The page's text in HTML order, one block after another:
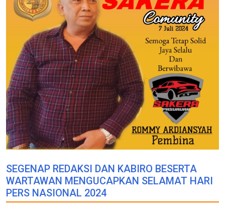
SEGENAP REDAKSI DAN KABIRO BESERTA
WARTAWAN MENGUCAPKAN SELAMAT HARI
PERS NASIONAL 2024